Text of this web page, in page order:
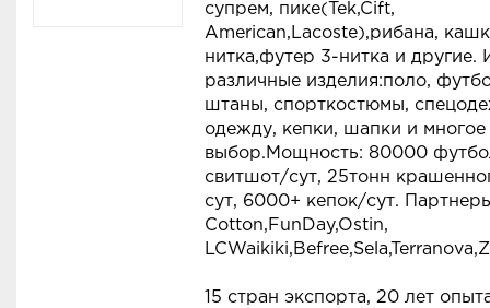
супрем, пике(Tek,Cift,
American,Lacoste),рибана,
нитка,футер 3-нитка и другие.
различные изделия:поло,
штаны, спорткостюмы,
одежду, кепки, шапки и многое
выбор.Мощность: 80000
свитшот/сут, 25тонн
сут, 6000+ кепок/сут.
Cotton,FunDay,Ostin,
15 стран экспорта, 20 лет